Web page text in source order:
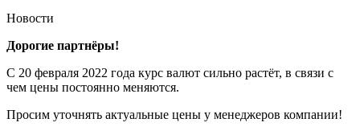
Новости
Дорогие партнёры!
С 20 февраля 2022 года курс валют сильно растёт, в связи с
чем цены постоянно меняются.
Просим уточнять актуальные цены у менеджеров компании!